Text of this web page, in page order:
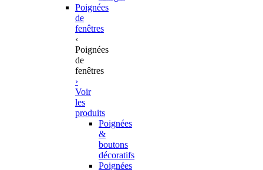
Poignées
de
fenêtres
‹
Poignées
de
fenêtres
›
Voir
les
produits
Poignées
&
boutons
décoratifs
Poignées